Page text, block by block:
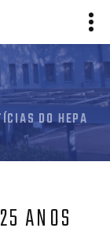
DO HEPA
ANOS